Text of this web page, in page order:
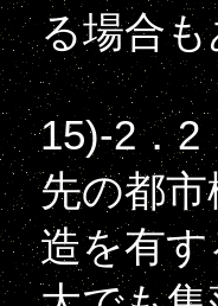
る場合
15)-2．2
先の都
造を有